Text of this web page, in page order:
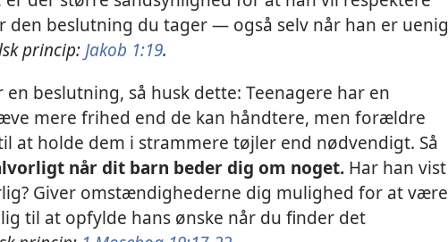
den beslutning du tager — også selv når han er uenig
princip: Jakob 1:19.
beslutning, så husk dette: Teenagere har en
mere frihed end de kan håndtere, men forældre
at holde dem i strammere tøjler end nødvendigt. Så
når dit barn beder dig om noget. Har han vist
Giver omstændighederne dig mulighed for at være
til at opfylde hans ønske når du finder det